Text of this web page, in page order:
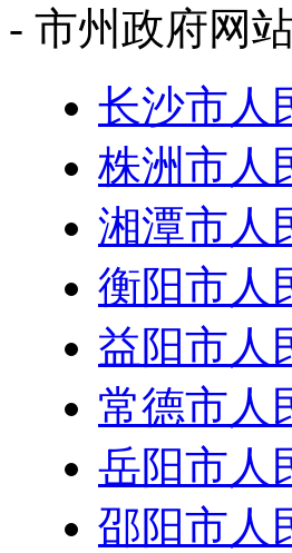
- 市州政府网
长沙市人
株洲市人
湘潭市人
衡阳市人
益阳市人
常德市人
岳阳市人
邵阳市人